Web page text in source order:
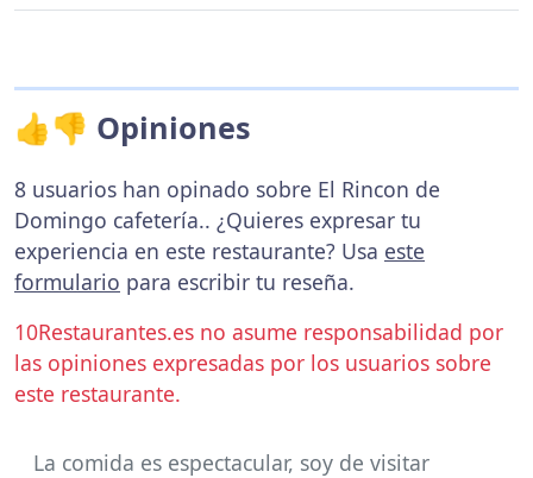
👍👎 Opiniones
8 usuarios han opinado sobre El Rincon de
Domingo cafetería.. ¿Quieres expresar tu
experiencia en este restaurante? Usa este
formulario para escribir tu reseña.
10Restaurantes.es no asume responsabilidad por
las opiniones expresadas por los usuarios sobre
este restaurante.
La comida es espectacular, soy de visitar